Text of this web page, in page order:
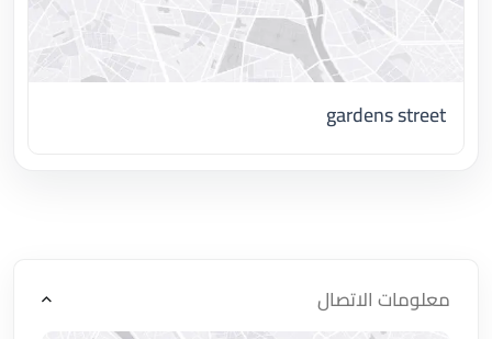
gardens street
معلومات الاتصال